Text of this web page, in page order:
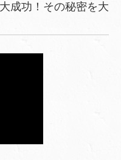
成功！その秘密を大